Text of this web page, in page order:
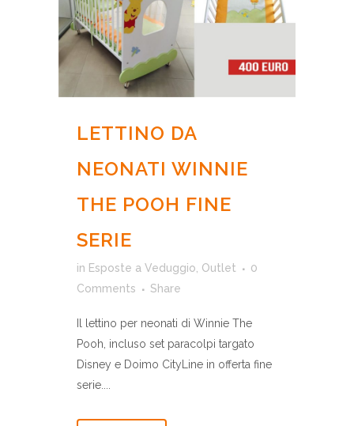
LETTINO DA
NEONATI WINNIE
THE POOH FINE
SERIE
in Esposte a Veduggio, Outlet
0
Comments
Share
Il lettino per neonati di Winnie The
Pooh, incluso set paracolpi targato
Disney e Doimo CityLine in offerta fine
serie....